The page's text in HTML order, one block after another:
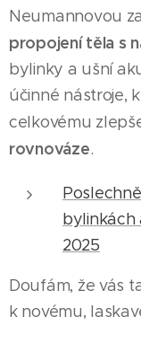
Neumannovou
propojení těla s
bylinky a ušní
účinné nástroje,
celkovému
rovnováze.
bylinkách
2025
Doufám, že vás
k novému,